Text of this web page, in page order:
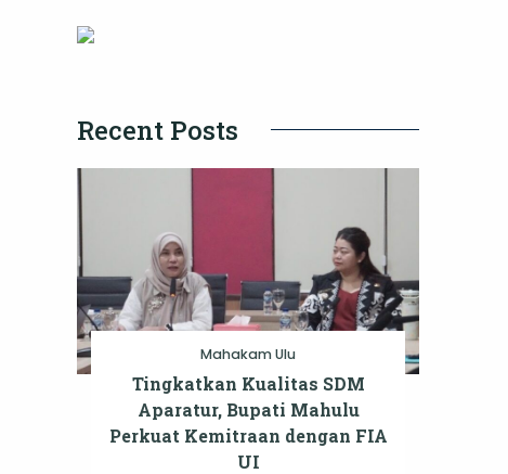
Recent Posts
Mahakam Ulu
Tingkatkan Kualitas SDM
Aparatur, Bupati Mahulu
Perkuat Kemitraan dengan FIA
UI